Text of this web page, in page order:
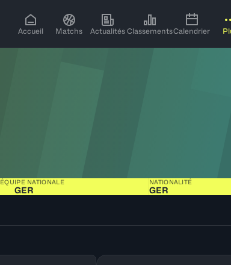
Accueil Matchs Actualités ClassementsCalendrier
ÉQUIPE NATIONALE
GER
NATIONALITÉ
GER